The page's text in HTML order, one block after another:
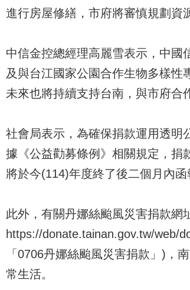
進行房屋修繕，市府將審慎規劃資
中信金控總經理高麗雪表示，中國
及與台江國家公園合作生物多樣性
未來也將持續支持台南，與市府合
社會局表示，為確保捐款運用透明
據《公益勸募條例》相關規定，捐
將於今(114)年度終了後二個月內函
此外，有關丹娜絲颱風災害捐款網
https://donate.tainan.gov.tw/web/
「0706丹娜絲颱風災害捐款」)，
常生活。